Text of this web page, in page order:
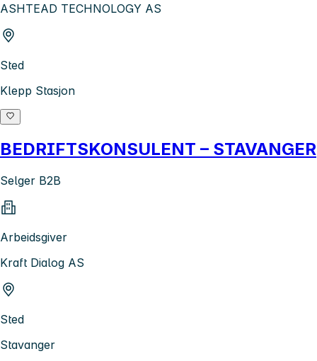
ASHTEAD TECHNOLOGY AS
Sted
Klepp Stasjon
BEDRIFTSKONSULENT – STAVANGER
Selger B2B
Arbeidsgiver
Kraft Dialog AS
Sted
Stavanger